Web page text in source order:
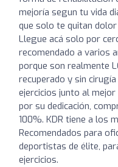
mejoría segun tu vida
que solo te quitan
Llegue acá solo por
recomendado a varios
porque son realmente
recuperado y sin
ejercicios junto al mejor
por su dedicación,
100%. KDR tiene a los
Recomendados para
deportistas de élite,
ejercicios.